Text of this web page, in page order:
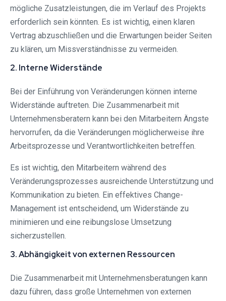
mögliche Zusatzleistungen, die im Verlauf des Projekts
erforderlich sein könnten. Es ist wichtig, einen klaren
Vertrag abzuschließen und die Erwartungen beider Seiten
zu klären, um Missverständnisse zu vermeiden.
2. Interne Widerstände
Bei der Einführung von Veränderungen können interne
Widerstände auftreten. Die Zusammenarbeit mit
Unternehmensberatern kann bei den Mitarbeitern Ängste
hervorrufen, da die Veränderungen möglicherweise ihre
Arbeitsprozesse und Verantwortlichkeiten betreffen.
Es ist wichtig, den Mitarbeitern während des
Veränderungsprozesses ausreichende Unterstützung und
Kommunikation zu bieten. Ein effektives Change-
Management ist entscheidend, um Widerstände zu
minimieren und eine reibungslose Umsetzung
sicherzustellen.
3. Abhängigkeit von externen Ressourcen
Die Zusammenarbeit mit Unternehmensberatungen kann
dazu führen, dass große Unternehmen von externen